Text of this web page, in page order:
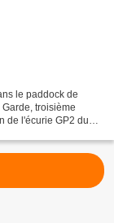
le paddock de
troisième
de l'écurie GP2 du